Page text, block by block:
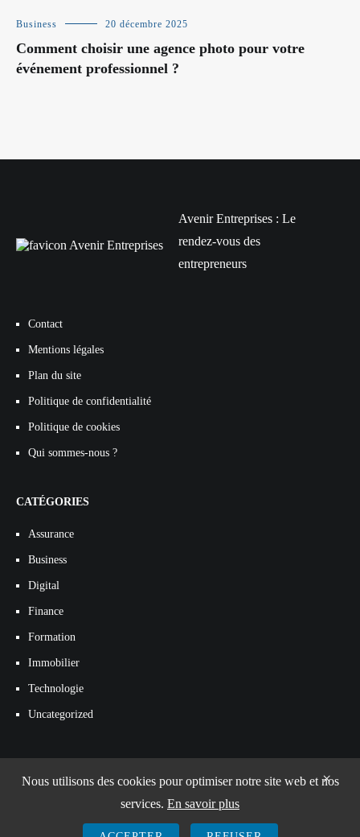
Business 20 décembre 2025
Comment choisir une agence photo pour votre
événement professionnel ?
Avenir Entreprises : Le
rendez-vous des
entrepreneurs
Contact
Mentions légales
Plan du site
Politique de confidentialité
Politique de cookies
Qui sommes-nous ?
CATÉGORIES
Assurance
Business
Digital
Finance
Formation
Immobilier
Technologie
Uncategorized
×
Nous utilisons des cookies pour optimiser notre site web et nos
services. En savoir plus